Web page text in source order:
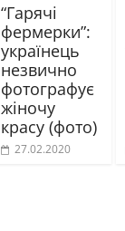
“Гарячі
фермерки”:
українець
незвично
фотографує
жіночу
красу (фото)
27.02.2020